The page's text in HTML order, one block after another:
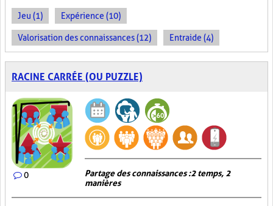
Jeu (1) Expérience (10)
Valorisation des connaissances (12) Entraide (4)
RACINE CARRÉE (OU PUZZLE)
0
Partage des connaissances : 2 temps, 2
manières